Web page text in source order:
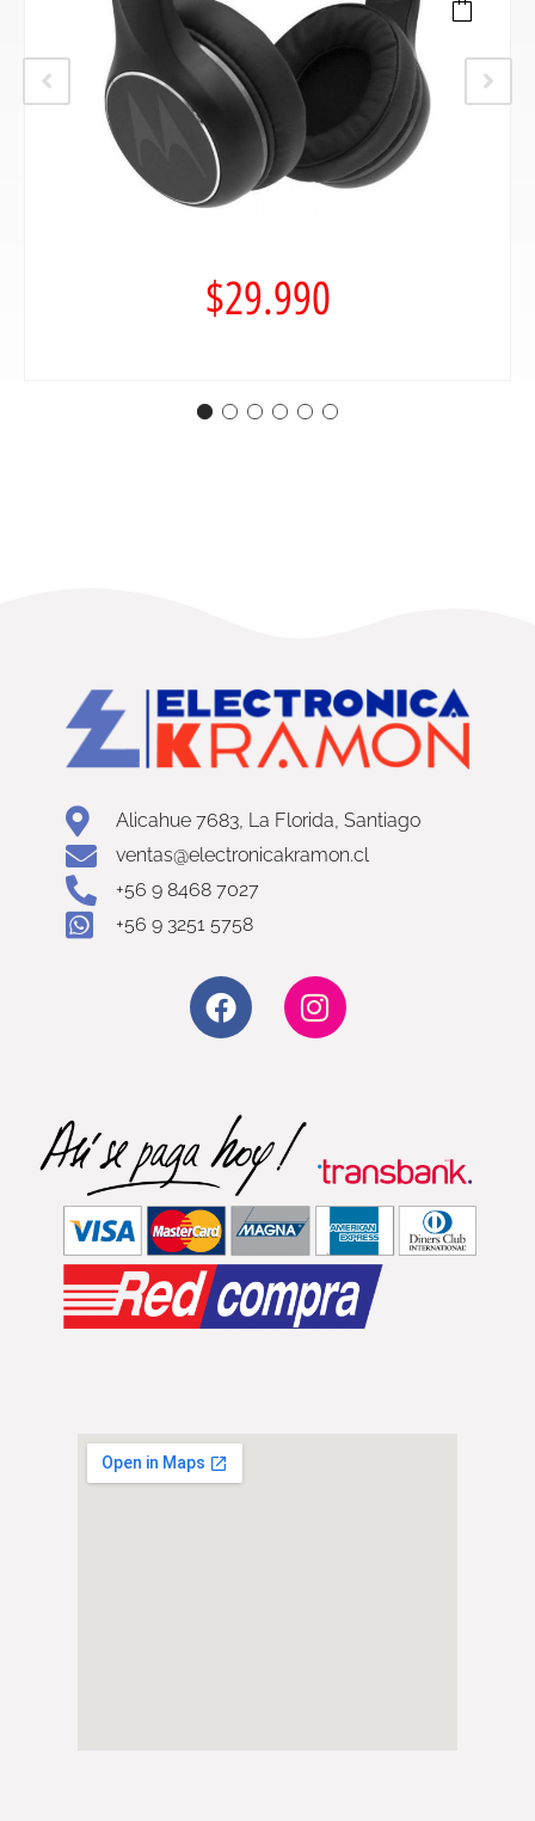
$29.990
Alicahue 7683, La Florida, Santiago
ventas@electronicakramon.cl
+56 9 8468 7027
+56 9 3251 5758